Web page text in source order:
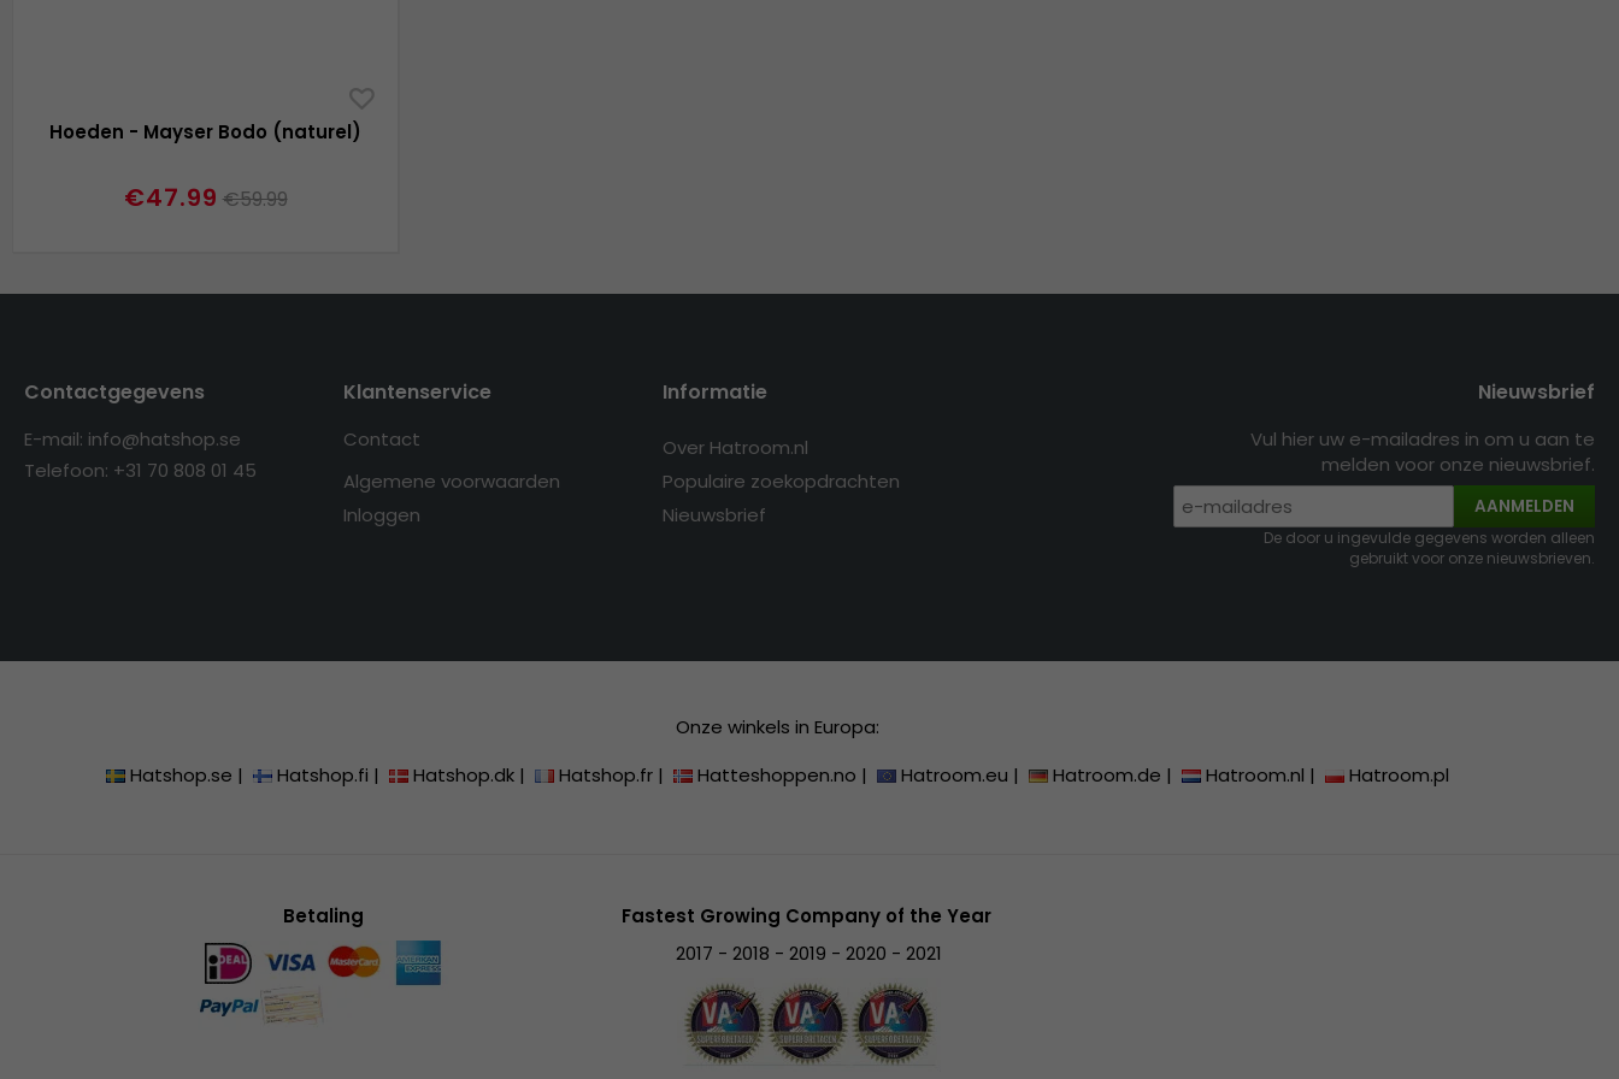
Hoeden - Mayser Bodo (naturel)
€47.99 €59.99
Contactgegevens
E-mail: info@hatshop.se
Telefoon: +31 70 808 01 45
Klantenservice
Contact
Algemene voorwaarden
Inloggen
Informatie
Over Hatroom.nl
Populaire zoekopdrachten
Nieuwsbrief
Nieuwsbrief
Vul hier uw e-mailadres in om u aan te
melden voor onze nieuwsbrief.
AANMELDEN
De door u ingevulde gegevens worden alleen
gebruikt voor onze nieuwsbrieven.
Onze winkels in Europa:
Hatshop.se | Hatshop.fi | Hatshop.dk | Hatshop.fr | Hatteshoppen.no | Hatroom.eu | Hatroom.de | Hatroom.nl | Hatroom.pl
Betaling
Fastest Growing Company of the Year
2017 - 2018 - 2019 - 2020 - 2021